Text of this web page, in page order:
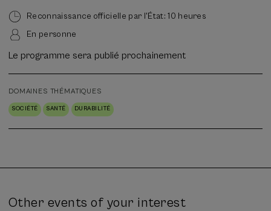
Reconnaissance officielle par l'État: 10 heures
En personne
Le programme sera publié prochainement
DOMAINES THÉMATIQUES
SOCIÉTÉ SANTÉ DURABILITÉ
Other events of your interest